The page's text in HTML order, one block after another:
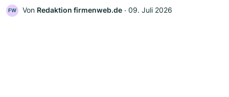
FW Von Redaktion firmenweb.de ‧ 09. Juli 2026